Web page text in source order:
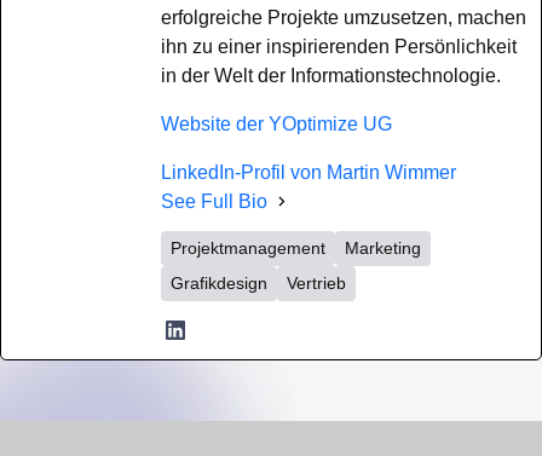
erfolgreiche Projekte umzusetzen, machen
ihn zu einer inspirierenden Persönlichkeit
in der Welt der Informationstechnologie.
Website der YOptimize UG
LinkedIn-Profil von Martin Wimmer
See Full Bio
Projektmanagement
Marketing
Grafikdesign
Vertrieb